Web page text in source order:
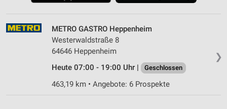
❯
METRO GASTRO Heppenheim
Westerwaldstraße 8
64646 Heppenheim
Heute 07:00 - 19:00 Uhr |
Geschlossen
463,19 km • Angebote: 6 Prospekte